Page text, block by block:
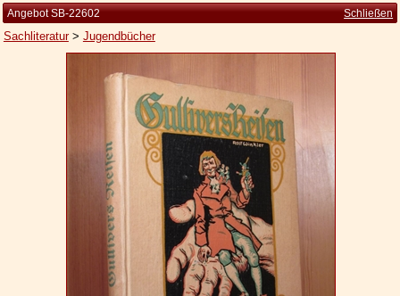
Die Brockhaus Auflagen
Die Meyer Auflagen
Zu den Angeboten
Angebot SB-22602 Schließen
Sachliteratur> Jugendbücher